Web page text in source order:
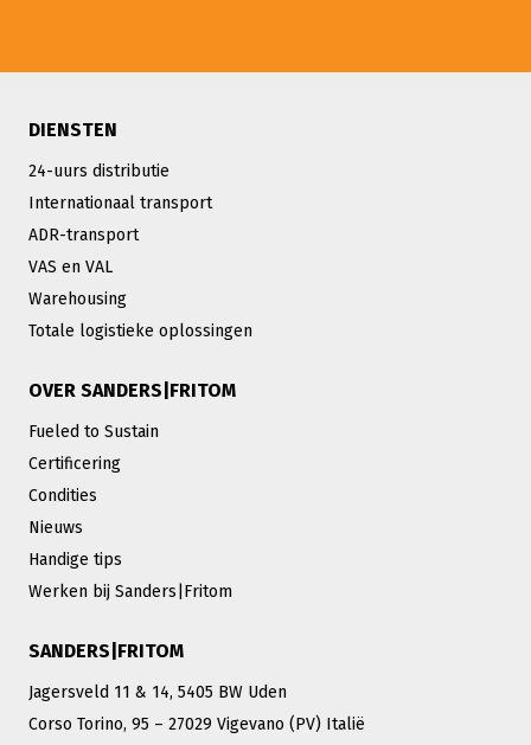
DIENSTEN
24-uurs distributie
Internationaal transport
ADR-transport
VAS en VAL
Warehousing
Totale logistieke oplossingen
OVER SANDERS|FRITOM
Fueled to Sustain
Certificering
Condities
Nieuws
Handige tips
Werken bij Sanders|Fritom
SANDERS|FRITOM
Jagersveld 11 & 14, 5405 BW Uden
Corso Torino, 95 – 27029 Vigevano (PV) Italië